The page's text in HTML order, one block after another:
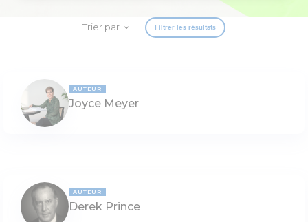
Trier par Filtrer les résultats
AUTEUR
Joyce Meyer
AUTEUR
Derek Prince